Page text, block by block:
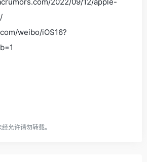
weibo/iOS16?
允许请勿转载。